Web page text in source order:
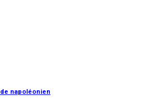
napoléonien